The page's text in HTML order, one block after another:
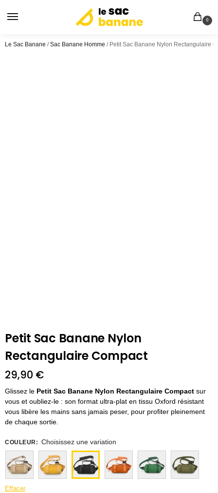
0
Le Sac Banane /Sac Banane Homme / Petit Sac Banane Nylon Rectangulaire
Petit Sac Banane Nylon
Rectangulaire Compact
29,90 €
Glissez le Petit Sac Banane Nylon Rectangulaire Compact sur
vous et oubliez-le : son format ultra-plat en tissu Oxford résistant
vous libère les mains sans jamais peser, pour profiter pleinement
de chaque sortie.
COULEUR: Choisissez une variation
Effacer